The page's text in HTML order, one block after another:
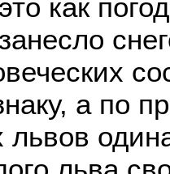
как
а по
львов